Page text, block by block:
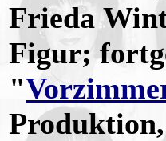
Frieda
Figur;
"